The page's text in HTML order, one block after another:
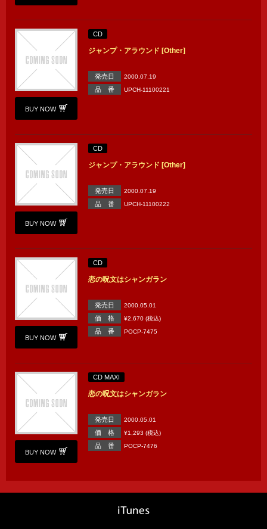
BUY NOW
CD
ジャンプ・アラウンド [Other]
発売日 2000.07.19
品 番 UPCH-11100221
BUY NOW
CD
ジャンプ・アラウンド [Other]
発売日 2000.07.19
品 番 UPCH-11100222
BUY NOW
CD
恋の呪文はシャンガラン
発売日 2000.05.01
価 格 ¥2,670 (税込)
品 番 POCP-7475
BUY NOW
CD MAXI
恋の呪文はシャンガラン
発売日 2000.05.01
価 格 ¥1,293 (税込)
品 番 POCP-7476